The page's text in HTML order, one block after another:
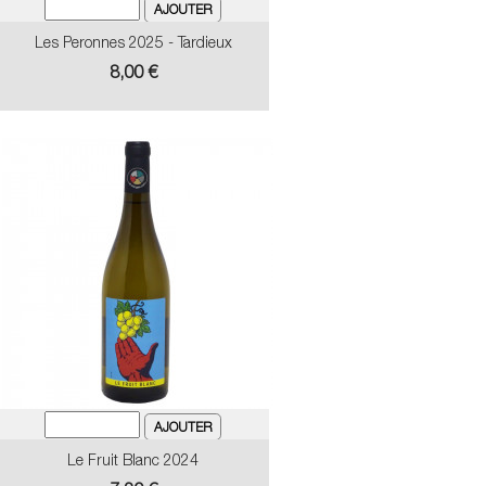
Les Peronnes 2025 - Tardieux
Prix
8,00 €
Le Fruit Blanc 2024